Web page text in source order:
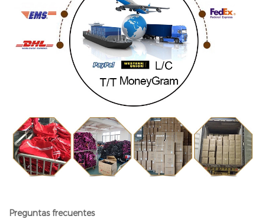
Preguntas frecuentes